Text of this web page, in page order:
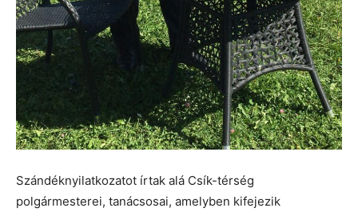
Szándéknyilatkozatot írtak alá Csík-térség
polgármesterei, tanácsosai, amelyben kifejezik